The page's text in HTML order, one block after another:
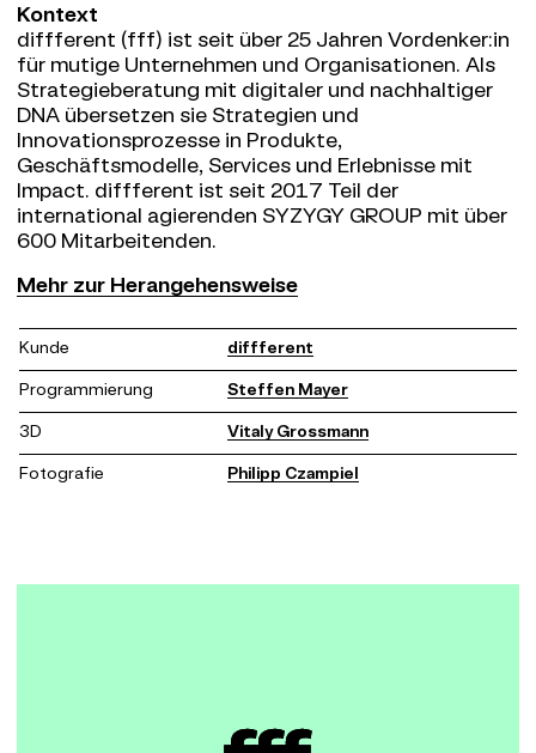
Kontext
diffferent (fff) ist seit über 25 Jahren Vordenker:in
für mutige Unternehmen und Organisationen. Als
Strategieberatung mit digitaler und nachhaltiger
DNA übersetzen sie Strategien und
Innovationsprozesse in Produkte,
Geschäftsmodelle, Services und Erlebnisse mit
Impact. diffferent ist seit 2017 Teil der
international agierenden SYZYGY GROUP mit über
600 Mitarbeitenden.
Herangehensweise
gemacht, sich zu einer noch innovativeren,
verantwortungsvolleren und regenerativeren
Organisation zu entwickeln und sich zur
„Strategieberatung für Neues Wachstum“
transformiert. Diese strategische Neuausrichtung
begleiteten wir durch Workshops, Fragebögen und
Interviews, um kollaborativ neue Unternehmens-
Zukunft zu geben“ ist das Grundprinzip von fff, das
Mehr zur Herangehensweise
Kunde diffferent
Programmierung Steffen Mayer
3D Vitaly Grossmann
Fotografie Philipp Czampiel